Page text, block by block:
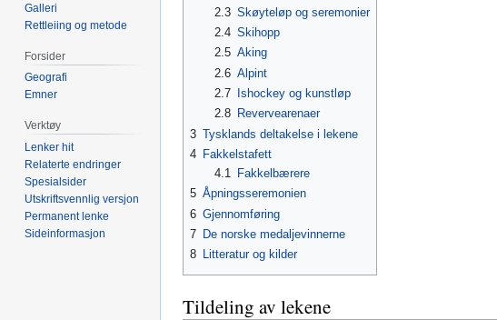
2.3 Skøyteløp og seremonier
2.4 Skihopp
2.5 Aking
2.6 Alpint
2.7
Ishockey og kunstløp
2.8
Revervearenaer
3 Tysklands deltakelse i lekene
4 Fakkelstafett
4.1
Fakkelbærere
5 Åpningsseremonien
6 Gjennomføring
7 De norske medaljevinnerne
8 Litteratur og kilder
Tildeling av lekene
Galleri
Rettleiing og metode
Forsider
Geografi
Emner
Verktøy
Lenker hit
Relaterte endringer
Spesialsider
Utskriftsvennlig versjon
Permanent lenke
Sideinformasjon